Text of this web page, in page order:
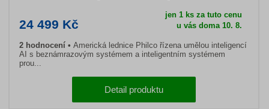
24 499 Kč
jen 1 ks za tuto cenu
u vás doma 10. 8.
2 hodnocení
Americká lednice Philco řízena umělou inteligencí
AI s beznámrazovým systémem a inteligentním systémem
prou...
Detail produktu